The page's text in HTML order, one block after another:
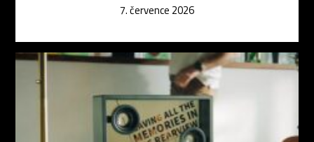
7. července 2026